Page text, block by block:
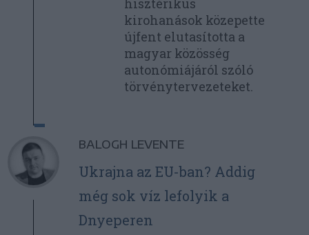
hisztérikus
kirohanások közepette
újfent elutasította a
magyar közösség
autonómiájáról szóló
törvénytervezeteket.
BALOGH LEVENTE
Ukrajna az EU-ban? Addig
még sok víz lefolyik a
Dnyeperen